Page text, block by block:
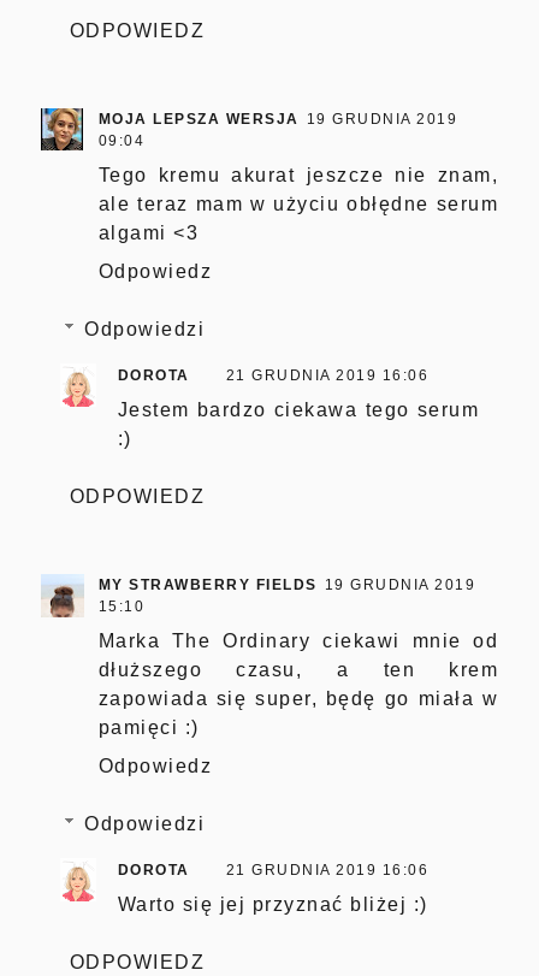
ODPOWIEDZ
MOJA LEPSZA WERSJA
19 GRUDNIA 2019
09:04
Tego kremu akurat jeszcze nie znam,
ale teraz mam w użyciu obłędne serum
algami <3
Odpowiedz
Odpowiedzi
DOROTA 21 GRUDNIA 2019 16:06
Jestem bardzo ciekawa tego serum
:)
ODPOWIEDZ
MY STRAWBERRY FIELDS
19 GRUDNIA 2019
15:10
Marka The Ordinary ciekawi mnie od
dłuższego czasu, a ten krem
zapowiada się super, będę go miała w
pamięci :)
Odpowiedz
Odpowiedzi
DOROTA 21 GRUDNIA 2019 16:06
Warto się jej przyznać bliżej :)
ODPOWIEDZ